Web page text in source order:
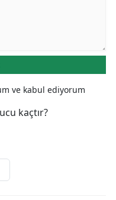
ve kabul ediyorum
kaçtır?